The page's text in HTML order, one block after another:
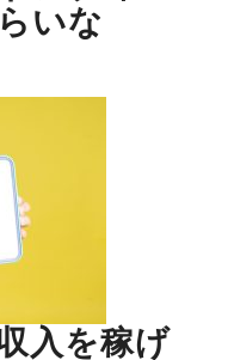
いな
入を稼げ